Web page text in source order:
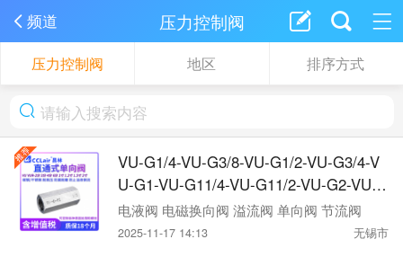
频道 压力控制阀
压力控制阀 地区 排序方式
VU-G1/4-VU-G3/8-VU-G1/2-VU-G3/4-V
U-G1-VU-G11/4-VU-G11/2-VU-G2-VU-0
8-G1/4-VU-10-G3/8-VU-12-G1/2-VU-16-
G3/4-VU-20-G1-VU-25-G11/4-VU-30-G
电液阀 电磁换向阀 溢流阀 单向阀 节流阀
2025-11-17 14:13 无锡市